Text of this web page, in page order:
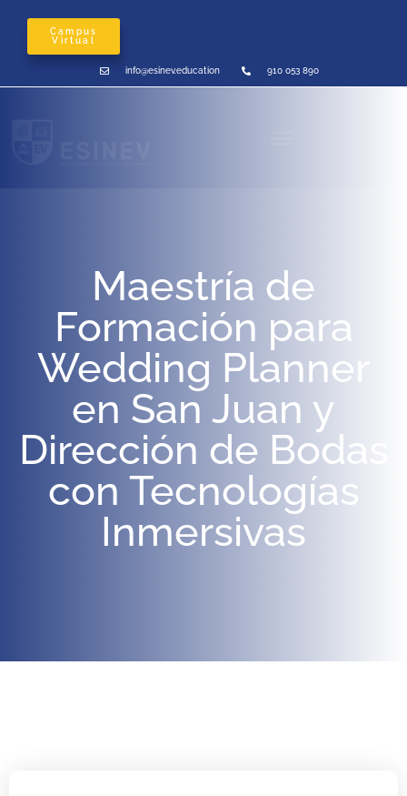
Campus
Virtual
info@esinev.education 910 053 890
Maestría de
Formación para
Wedding Planner
en San Juan y
Dirección de Bodas
con Tecnologías
Inmersivas